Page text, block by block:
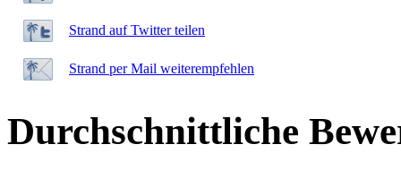
Strand auf Twitter teilen
Strand per Mail weiterempfehlen
Durchschnittliche